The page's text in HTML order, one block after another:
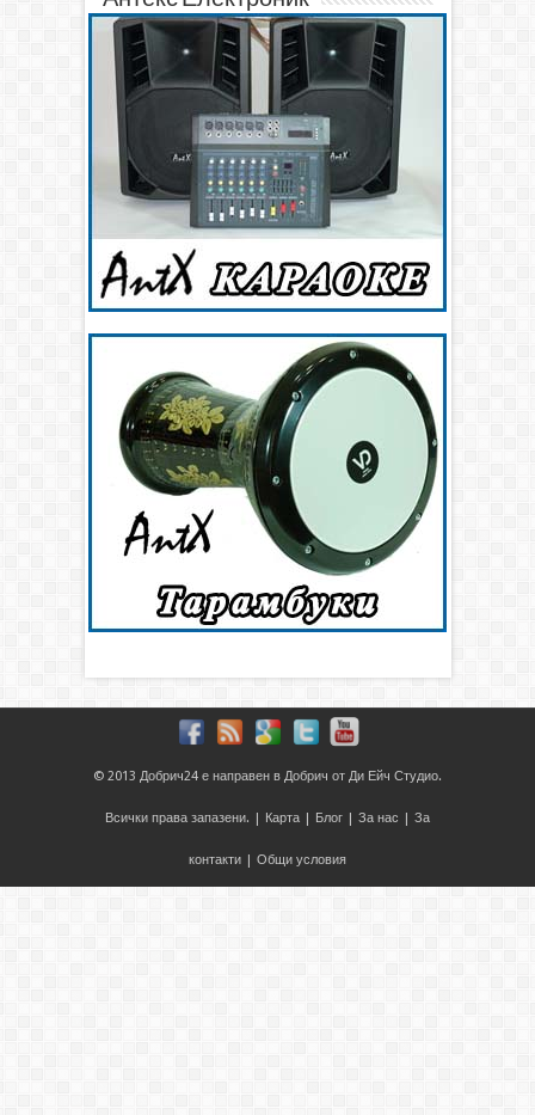
© 2013 Добрич24 е направен в Добрич от Ди Ейч Студио.
Всички права запазени. | Карта Блог За нас За
контакти Общи условия